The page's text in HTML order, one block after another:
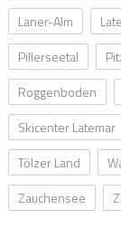
Laner-Alm
Pillerseetal
Roggenboden
Skicenter Latemar
Tölzer Land
Zauchensee